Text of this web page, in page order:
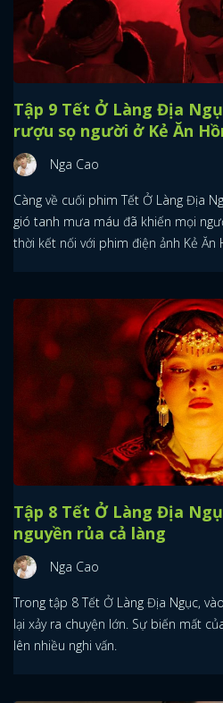
Tập 9 Tết Ở Làng Địa
rượu sọ người ở Kẻ Ăn
Nga Cao
Càng về cuối phim Tết Ở Làng Địa
gió tanh mưa máu đã khiến mọi
thời kết nối với phim điện ảnh Kẻ Ăn
Tập 8 Tết Ở Làng Địa
nguyền rủa cả làng
Nga Cao
Trong tập 8 Tết Ở Làng Địa Ngục,
lại xảy ra chuyện lớn. Sự biến mất
lên nhiều nghi vấn.